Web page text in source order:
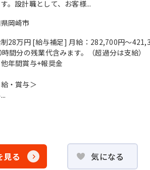
。設計職として、お客様...
岡崎市
28万円 [給与補足] 月給：282,700円～
間分の残業代含みます。（超過分は支給）
年間賞与+報奨金
・賞与＞
見る 気になる